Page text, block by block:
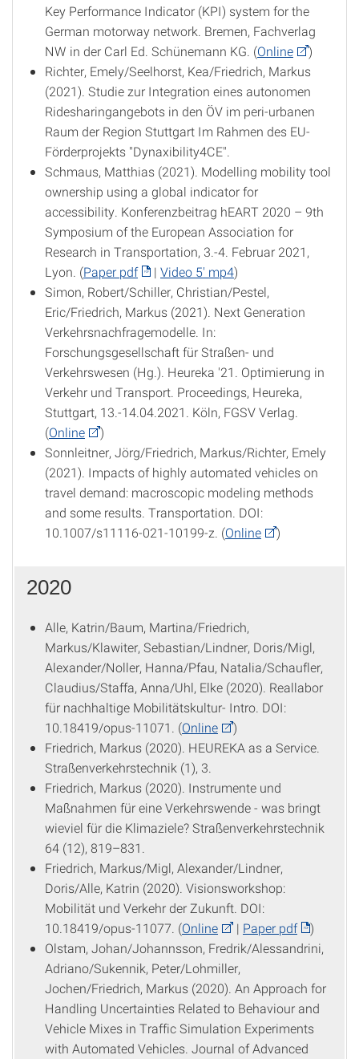
Key Performance Indicator (KPI) system for the
German motorway network. Bremen, Fachverlag
NW in der Carl Ed. Schünemann KG. (Online
)
Richter, Emely/Seelhorst, Kea/Friedrich, Markus
(2021). Studie zur Integration eines autonomen
Ridesharingangebots in den ÖV im peri-urbanen
Raum der Region Stuttgart Im Rahmen des EU-
Förderprojekts "Dynaxibility4CE".
Schmaus, Matthias (2021). Modelling mobility tool
ownership using a global indicator for
accessibility. Konferenzbeitrag hEART 2020 – 9th
Symposium of the European Association for
Research in Transportation, 3.-4. Februar 2021,
Lyon. (Paper pdf | Video 5' mp4)
Simon, Robert/Schiller, Christian/Pestel,
Eric/Friedrich, Markus (2021). Next Generation
Verkehrsnachfragemodelle. In:
Forschungsgesellschaft für Straßen- und
Verkehrswesen (Hg.). Heureka '21. Optimierung in
Verkehr und Transport. Proceedings, Heureka,
Stuttgart, 13.-14.04.2021. Köln, FGSV Verlag.
(Online
)
Sonnleitner, Jörg/Friedrich, Markus/Richter, Emely
(2021). Impacts of highly automated vehicles on
travel demand: macroscopic modeling methods
and some results. Transportation. DOI:
10.1007/s11116-021-10199-z. (Online )
2020
Alle, Katrin/Baum, Martina/Friedrich,
Markus/Klawiter, Sebastian/Lindner, Doris/Migl,
Alexander/Noller, Hanna/Pfau, Natalia/Schaufler,
Claudius/Staffa, Anna/Uhl, Elke (2020). Reallabor
für nachhaltige Mobilitätskultur- Intro. DOI:
10.18419/opus-11071. (Online
)
Friedrich, Markus (2020). HEUREKA as a Service.
Straßenverkehrstechnik (1), 3.
Friedrich, Markus (2020). Instrumente und
Maßnahmen für eine Verkehrswende - was bringt
wieviel für die Klimaziele? Straßenverkehrstechnik
64 (12), 819–831.
Friedrich, Markus/Migl, Alexander/Lindner,
Doris/Alle, Katrin (2020). Visionsworkshop:
Mobilität und Verkehr der Zukunft. DOI:
10.18419/opus-11077. (Online | Paper pdf
)
Olstam, Johan/Johannsson, Fredrik/Alessandrini,
Adriano/Sukennik, Peter/Lohmiller,
Jochen/Friedrich, Markus (2020). An Approach for
Handling Uncertainties Related to Behaviour and
Vehicle Mixes in Traffic Simulation Experiments
with Automated Vehicles. Journal of Advanced